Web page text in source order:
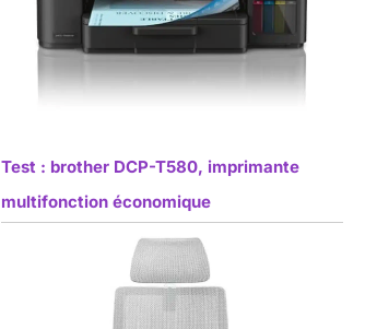
Test : brother DCP-T580, imprimante
multifonction économique